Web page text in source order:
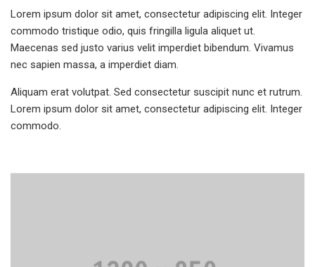
Lorem ipsum dolor sit amet, consectetur adipiscing elit. Integer
commodo tristique odio, quis fringilla ligula aliquet ut.
Maecenas sed justo varius velit imperdiet bibendum. Vivamus
nec sapien massa, a imperdiet diam.
Aliquam erat volutpat. Sed consectetur suscipit nunc et rutrum.
Lorem ipsum dolor sit amet, consectetur adipiscing elit. Integer
commodo.